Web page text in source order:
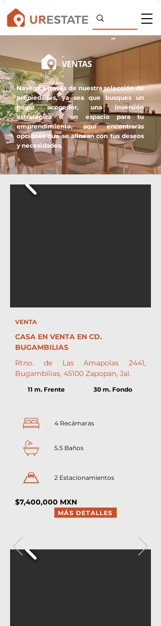
VENTAS
Navega a través de nuestra selección de
propiedades, ya sea que busques un
hogar acogedor, una inversión
estratégica o un espacio para tu
emprendimiento, aquí encontrarás
opciones que se alinean con tus deseos
y necesidades.
VENTA
CASA EN VENTA EN CD.
BUGAMBILIAS
Rtno. de Las Amapolas 2441,
Bugambilias, 45100 Zapopan, Jal.
11 m. Frente 30 m. Fondo
4 Recámaras
5.5 Baños
2 Estacionamientos
$7,400,000 MXN
MÁS DETALLES